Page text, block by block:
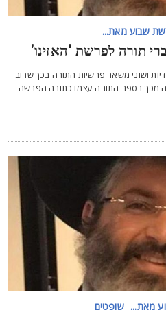
שבוע מאת...
תורה לפרשת 'האזינו'
ושוני משאר פרשיות התורה בכך שרוב
בספר התורה עצמו כתובה הפרשה
שופטים